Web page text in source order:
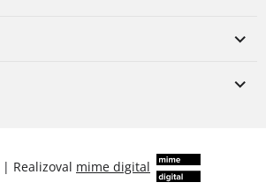
| Realizoval mime digital